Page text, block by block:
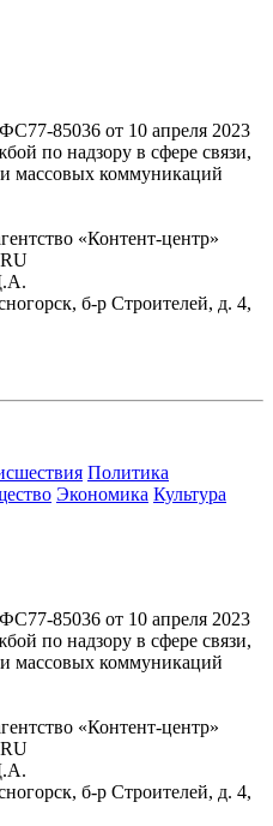
85036 от 10 апреля 2023
по надзору в сфере связи,
массовых коммуникаций
«Контент-центр»
б-р Строителей, д. 4,
Политика
Экономика Культура
85036 от 10 апреля 2023
по надзору в сфере связи,
массовых коммуникаций
«Контент-центр»
б-р Строителей, д. 4,